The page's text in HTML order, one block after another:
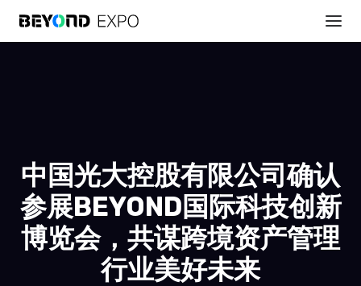
中国光大控股有限公司确认
参展BEYOND国际科技创新
博览会，共谋跨境资产管理
行业美好未来